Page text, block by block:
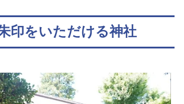
印をいただける神社